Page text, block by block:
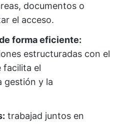
documentos o
el acceso.
forma eficiente:
estructuradas con el
facilita el
gestión y la
trabajad juntos en